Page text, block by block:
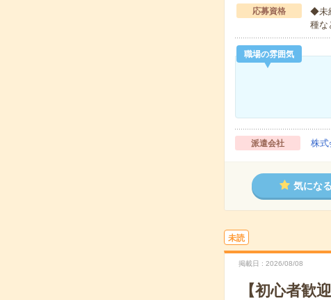
応募資格
◆未
種な
職場の雰囲気
派遣会社 株式
気にな
未読
掲載日 2026/08/08
【初心者歓